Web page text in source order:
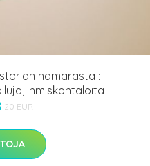
hämärästä :
ihmiskohtaloita
20 EUR